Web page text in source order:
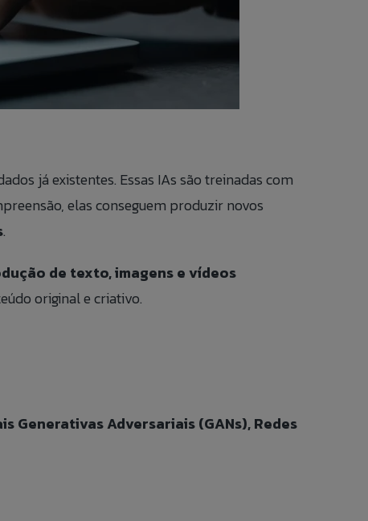
já existentes. Essas IAs são treinadas com
elas conseguem produzir novos
.
de texto, imagens e vídeos
original e criativo.
Generativas Adversariais (GANs), Redes